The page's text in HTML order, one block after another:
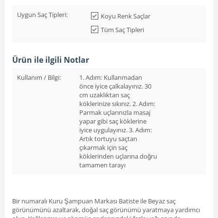
Uygun Saç Tipleri:
Koyu Renk Saçlar
Tüm Saç Tipleri
Ürün ile ilgili Notlar
Kullanım / Bilgi:
1. Adım: Kullanmadan
önce iyice çalkalayınız. 30
cm uzaklıktan saç
köklerinize sıkınız. 2. Adım:
Parmak uçlarınızla masaj
yapar gibi saç köklerine
iyice uygulayınız. 3. Adım:
Artık tortuyu saçtan
çıkarmak için saç
köklerinden uçlarına doğru
tamamen tarayı
Bir numaralı Kuru Şampuan Markası Batiste ile Beyaz saç
görünümünü azaltarak, doğal saç görünümü yaratmaya yardımcı